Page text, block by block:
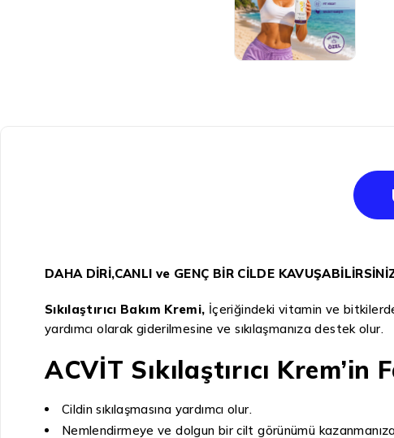
DAHA DİRİ,CANLI ve GENÇ BİR CİLDE
Sıkılaştırıcı Bakım Kremi, İçeriğindeki vitamin ve
yardımcı olarak giderilmesine ve sıkılaşmanıza destek olur.
ACVİT Sıkılaştırıcı Krem’in
Cildin sıkılaşmasına yardımcı olur.
Nemlendirmeye ve dolgun bir cilt görünümü kazanmanıza